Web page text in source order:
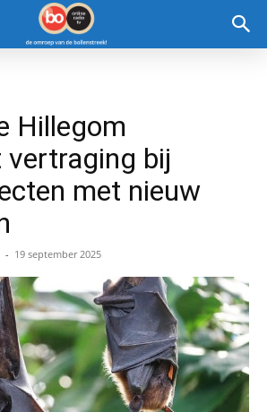
Hillegom
bij
met nieuw
- 19 september 2025